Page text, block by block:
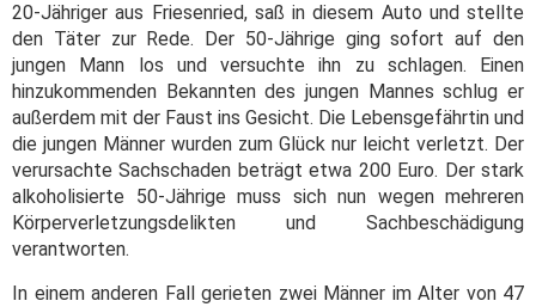
20-Jähriger aus Friesenried, saß in diesem Auto und stellte
den Täter zur Rede. Der 50-Jährige ging sofort auf den
jungen Mann los und versuchte ihn zu schlagen. Einen
hinzukommenden Bekannten des jungen Mannes schlug er
außerdem mit der Faust ins Gesicht. Die Lebensgefährtin und
die jungen Männer wurden zum Glück nur leicht verletzt. Der
verursachte Sachschaden beträgt etwa 200 Euro. Der stark
alkoholisierte 50-Jährige muss sich nun wegen mehreren
Körperverletzungsdelikten und Sachbeschädigung
verantworten.
In einem anderen Fall gerieten zwei Männer im Alter von 47